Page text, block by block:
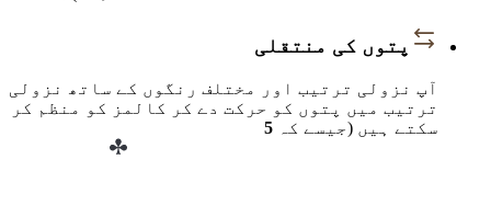
پتوں کی منتقلی
آپ نزولی ترتیب اور مختلف رنگوں کے ساتھ نزولی
ترتیب میں پتوں کو حرکت دے کر کالمز کو منظم کر
سکتے ہیں (جیسے کہ 5